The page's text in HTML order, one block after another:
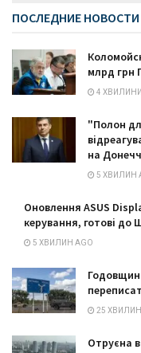
ПОСЛЕДНИЕ НОВОСТИ
млрд грн
4 ХВИЛИНИ
"Полон
на
5 ХВИЛИН
Оновлення ASUS
керування, готові до
5 ХВИЛИН AGO
25 ХВИЛИН
Отруєна